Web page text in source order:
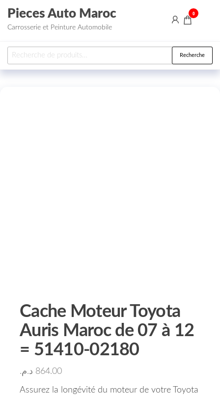
Aller au contenu
Pieces Auto Maroc
Carrosserie et Peinture Automobile
0
Recherche pour : Recherche
Cache Moteur Toyota
Auris Maroc de 07 à 12
= 51410-02180
864.00 د.م.
Assurez la longévité du moteur de votre Toyota